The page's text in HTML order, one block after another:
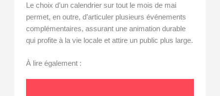
Le choix d’un calendrier sur tout le mois de mai
permet, en outre, d’articuler plusieurs événements
complémentaires, assurant une animation durable
qui profite à la vie locale et attire un public plus large.
À lire également :